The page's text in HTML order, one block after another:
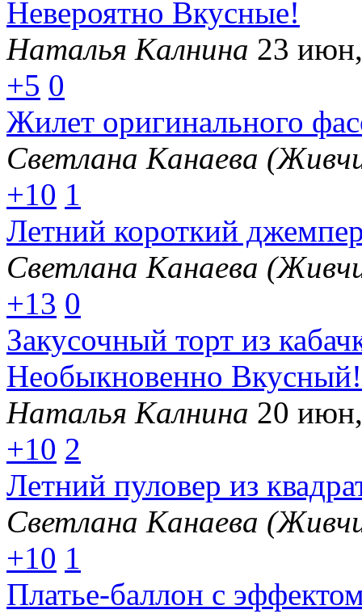
Невероятно Вкусные!
Наталья Калнина 23
+5 0
Жилет оригинального
Светлана Канаева
+10 1
Летний короткий
Светлана Канаева
+13 0
Закусочный торт из
Необыкновенно Вкусный!
Наталья Калнина 20
+10 2
Летний пуловер из
Светлана Канаева
+10 1
Платье-баллон с